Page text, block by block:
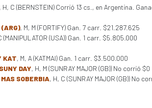
H, C (BERNSTEIN) Corrió 13 cs., en Argentina.
(ARG), M, M (FORTIFY) Gan. 7 carr. $21.287.625
(MANIPULATOR (USA)) Gan. 1 carr. $5.805.000
KAT, M, A (KATMAI) Gan. 1 carr. $3.500.000
DAY, H, M (SUNRAY MAJOR (GB)) No corrió $0
SOBERBIA, H, C (SUNRAY MAJOR (GB)) No